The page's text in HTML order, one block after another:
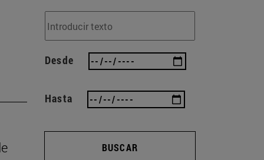
Desde
Hasta
BUSCAR